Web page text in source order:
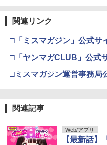
関連リンク
□「ミスマガジン」公式サ
□「ヤンマガCLUB」公式
□ミスマガジン運営事務局
関連記事
Web/アプリ
【最新話】